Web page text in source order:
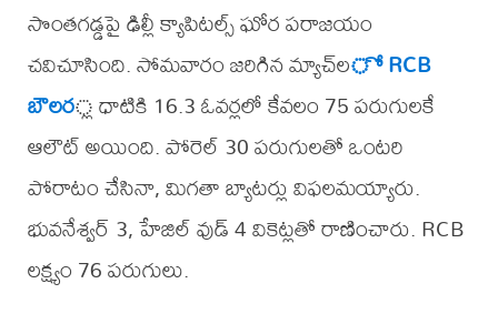
సొంతగడ్డపై ఢిల్లీ క్యాపిటల్స్ ఘోర పరాజయం
చవిచూసింది. సోమవారం జరిగిన మ్యాచ్‌లో RCB
బౌలర్ల ధాటికి 16.3 ఓవర్లలో కేవలం 75 పరుగులకే
ఆలౌట్ అయింది. పోరెల్ 30 పరుగులతో ఒంటరి
పోరాటం చేసినా, మిగతా బ్యాటర్లు విఫలమయ్యారు.
భువనేశ్వర్ 3, హేజిల్ వుడ్ 4 వికెట్లతో రాణించారు. RCB
లక్ష్యం 76 పరుగులు.